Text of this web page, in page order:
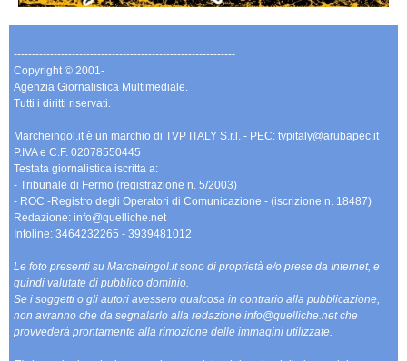
-------------------------------------------------------------
Copyright © 2001-
Agenzia Giornalistica Multimediale.
Tutti i diritti riservati.
Marcheingol.it è un marchio di TVP ITALY S.r.l. - PEC: tvpitaly@arubapec.it
P.IVA e C.F. 02078550445
Testata giornalistica iscritta a:
- Tribunale di Fermo (registrazione n. 5/2003)
- ROC -Registro degli Operatori di Comunicazione - (iscrizione n. 18487)
Redazione: info@quelliche.net
Infoline: 3464232265 - 3939481012
Le foto presenti su Marcheingol.it sono di proprietà e/o prese da Internet, e
quindi valutate di pubblico dominio.
Se i soggetti o gli autori avessero qualcosa in contrario alla pubblicazione,
non avranno che da segnalarlo alla redazione info@quelliche.net che
provvederà prontamente alla rimozione delle immagini utilizzate.